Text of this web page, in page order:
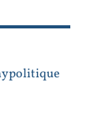
politique